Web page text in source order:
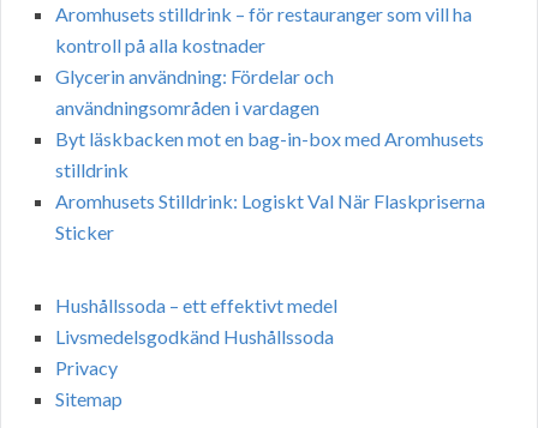
Aromhusets stilldrink – för restauranger som vill ha
kontroll på alla kostnader
Glycerin användning: Fördelar och
användningsområden i vardagen
Byt läskbacken mot en bag-in-box med Aromhusets
stilldrink
Aromhusets Stilldrink: Logiskt Val När Flaskpriserna
Sticker
Hushållssoda – ett effektivt medel
Livsmedelsgodkänd Hushållssoda
Privacy
Sitemap